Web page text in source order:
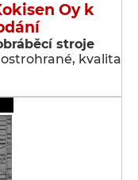
Oy k
stroje
kvalita